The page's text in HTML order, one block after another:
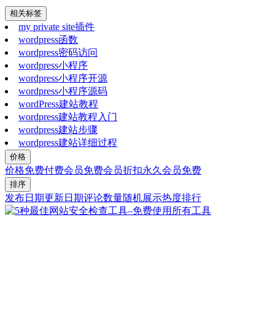
相关标签
my private site插件
wordpress函数
wordpress密码访问
wordpress小程序
wordpress小程序开源
wordpress小程序源码
wordPress建站教程
wordpress建站教程入门
wordpress建站步骤
wordpress建站详细过程
价格
价格免费付费会员免费会员折扣永久会员免费
排序
发布日期更新日期评论数量随机展示热度排行